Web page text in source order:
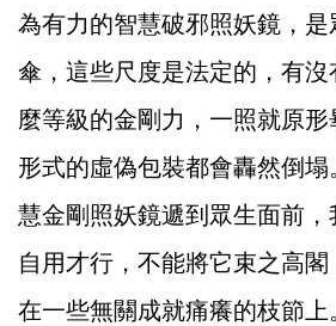
為有力的智慧破邪照妖鏡，
傘，這些尺度是法定的，有
麼等級的金剛力，一照就原
形式的虛偽包裝都會轟然倒
慧金剛照妖鏡遞到眾生面前，
自用才行，不能將它束之高
在一些無關成就痛癢的枝節上